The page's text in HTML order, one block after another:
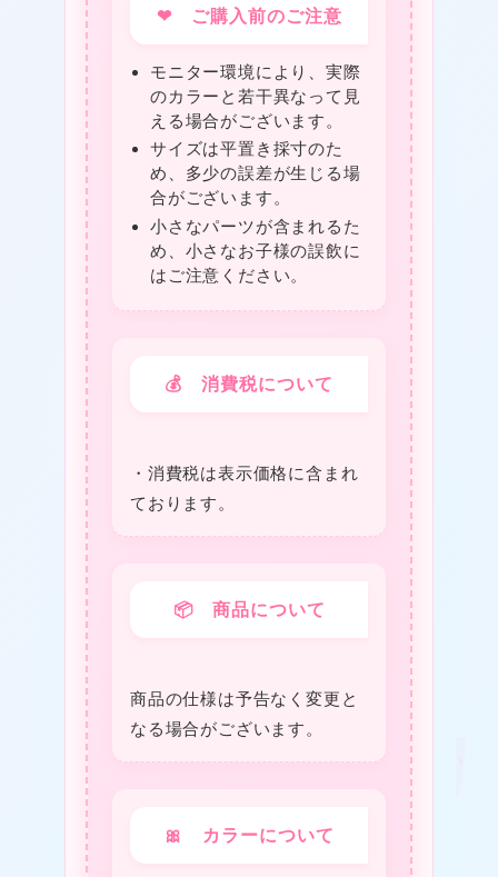
❤ ご購入前のご注意
モニター環境により、実際
のカラーと若干異なって見
える場合がございます。
サイズは平置き採寸のた
め、多少の誤差が生じる場
合がございます。
小さなパーツが含まれるた
め、小さなお子様の誤飲に
はご注意ください。
💰 消費税について
・消費税は表⽰価格に含まれ
ております。
📦 商品について
商品の仕様は予告なく変更と
なる場合がございます。
🎀 カラーについて